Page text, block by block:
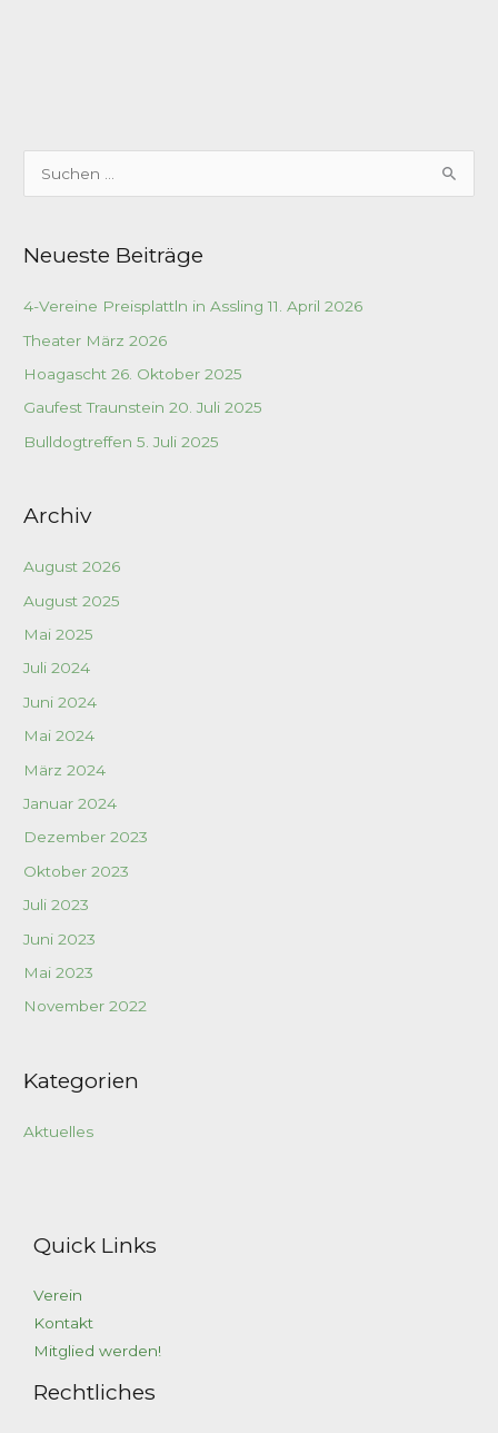
u
h
n
n
a
c
h
Neueste Beiträge
4-Vereine Preisplattln in Assling 11. April 2026
Theater März 2026
Hoagascht 26. Oktober 2025
Gaufest Traunstein 20. Juli 2025
Bulldogtreffen 5. Juli 2025
Archiv
August 2026
August 2025
Mai 2025
Juli 2024
Juni 2024
Mai 2024
März 2024
Januar 2024
Dezember 2023
Oktober 2023
Juli 2023
Juni 2023
Mai 2023
November 2022
Kategorien
Aktuelles
Quick Links
Verein
Kontakt
Mitglied werden!
Rechtliches